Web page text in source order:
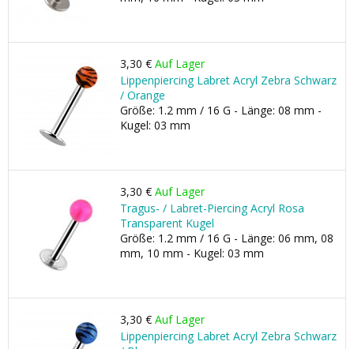
3,30 € Auf Lager
Lippenpiercing Labret Acryl Zebra Schwarz
/ Orange
Größe: 1.2 mm / 16 G - Länge: 08 mm -
Kugel: 03 mm
3,30 € Auf Lager
Tragus- / Labret-Piercing Acryl Rosa
Transparent Kugel
Größe: 1.2 mm / 16 G - Länge: 06 mm, 08
mm, 10 mm - Kugel: 03 mm
3,30 € Auf Lager
Lippenpiercing Labret Acryl Zebra Schwarz